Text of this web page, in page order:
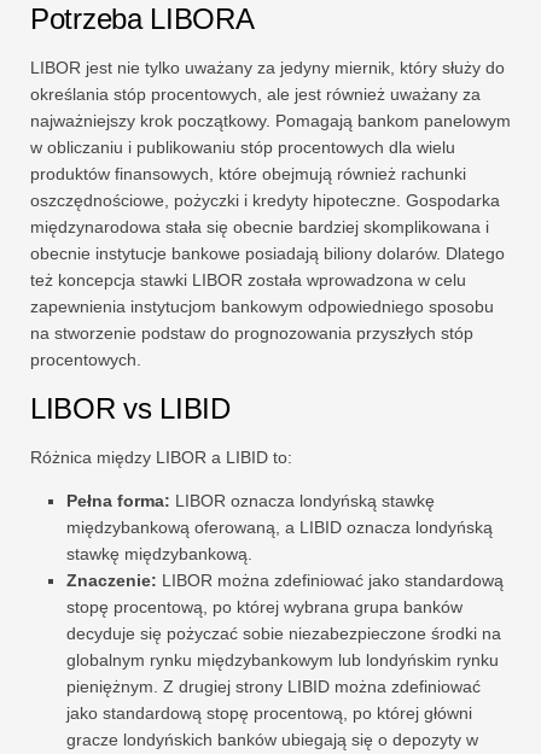
Potrzeba LIBORA
LIBOR jest nie tylko uważany za jedyny miernik, który służy do
określania stóp procentowych, ale jest również uważany za
najważniejszy krok początkowy. Pomagają bankom panelowym
w obliczaniu i publikowaniu stóp procentowych dla wielu
produktów finansowych, które obejmują również rachunki
oszczędnościowe, pożyczki i kredyty hipoteczne. Gospodarka
międzynarodowa stała się obecnie bardziej skomplikowana i
obecnie instytucje bankowe posiadają biliony dolarów. Dlatego
też koncepcja stawki LIBOR została wprowadzona w celu
zapewnienia instytucjom bankowym odpowiedniego sposobu
na stworzenie podstaw do prognozowania przyszłych stóp
procentowych.
LIBOR vs LIBID
Różnica między LIBOR a LIBID to:
Pełna forma: LIBOR oznacza londyńską stawkę
międzybankową oferowaną, a LIBID oznacza londyńską
stawkę międzybankową.
Znaczenie: LIBOR można zdefiniować jako standardową
stopę procentową, po której wybrana grupa banków
decyduje się pożyczać sobie niezabezpieczone środki na
globalnym rynku międzybankowym lub londyńskim rynku
pieniężnym. Z drugiej strony LIBID można zdefiniować
jako standardową stopę procentową, po której główni
gracze londyńskich banków ubiegają się o depozyty w